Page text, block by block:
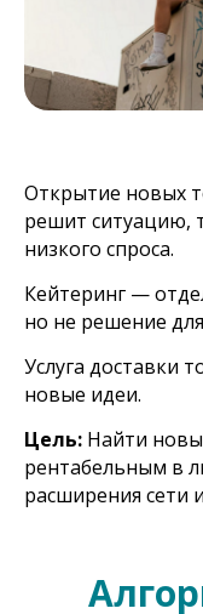
Открытие новых
решит ситуацию,
низкого спроса.
Кейтеринг —
но не решение
Услуга доставки
новые идеи.
Цель: Найти
рентабельным в
расширения сети